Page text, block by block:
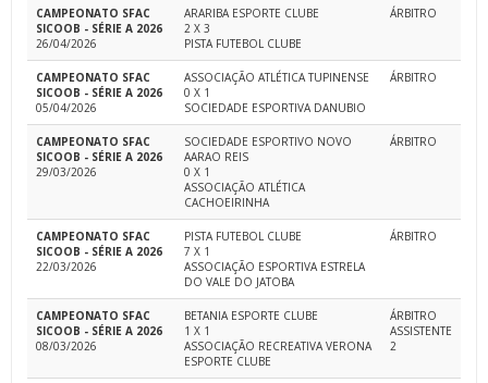
CAMPEONATO SFAC
SICOOB - SÉRIE A 2026
26/04/2026
ARARIBA ESPORTE CLUBE
2 X 3
PISTA FUTEBOL CLUBE
ÁRBITRO
CAMPEONATO SFAC
SICOOB - SÉRIE A 2026
05/04/2026
ASSOCIAÇÃO ATLÉTICA TUPINENSE
0 X 1
SOCIEDADE ESPORTIVA DANUBIO
ÁRBITRO
CAMPEONATO SFAC
SICOOB - SÉRIE A 2026
29/03/2026
SOCIEDADE ESPORTIVO NOVO
AARAO REIS
0 X 1
ASSOCIAÇÃO ATLÉTICA
CACHOEIRINHA
ÁRBITRO
CAMPEONATO SFAC
SICOOB - SÉRIE A 2026
22/03/2026
PISTA FUTEBOL CLUBE
7 X 1
ASSOCIAÇÃO ESPORTIVA ESTRELA
DO VALE DO JATOBA
ÁRBITRO
CAMPEONATO SFAC
SICOOB - SÉRIE A 2026
08/03/2026
BETANIA ESPORTE CLUBE
1 X 1
ASSOCIAÇÃO RECREATIVA VERONA
ESPORTE CLUBE
ÁRBITRO
ASSISTENTE
2